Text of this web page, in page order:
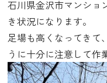
石川県金沢市マンショ
き状況になります。
足場も高くなってきて
うに十分に注意して作